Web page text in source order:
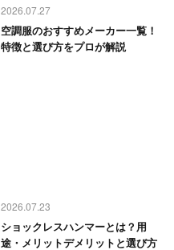
2026.07.27
空調服のおすすめメーカー一覧！
特徴と選び方をプロが解説
2026.07.23
ショックレスハンマーとは？用
途・メリットデメリットと選び方